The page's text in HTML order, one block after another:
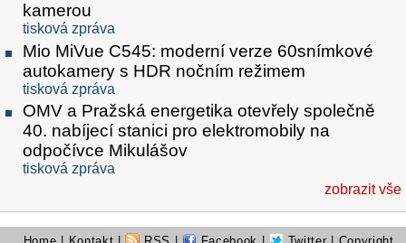
kamerou
tisková zpráva
Mio MiVue C545: moderní verze 60snímkové
autokamery s HDR nočním režimem
tisková zpráva
OMV a Pražská energetika otevřely společně
40. nabíjecí stanici pro elektromobily na
odpočívce Mikulášov
tisková zpráva
zobrazit vše